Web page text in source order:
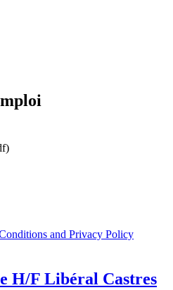
and Privacy Policy
H/F Libéral Castres